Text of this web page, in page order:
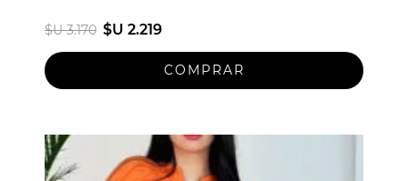
$U 3.170 $U 2.219